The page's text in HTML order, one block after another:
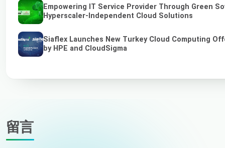
Empowering IT Service Provider Through Green
Hyperscaler-Independent Cloud Solutions
Siaflex Launches New Turkey Cloud Computing
by HPE and CloudSigma
留言